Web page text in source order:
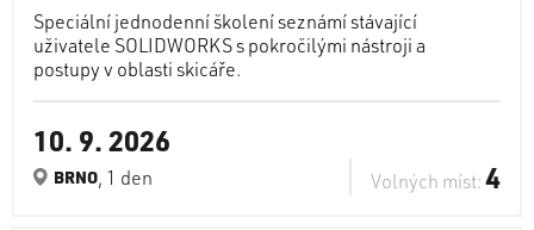
Speciální jednodenní školení seznámí stávající
uživatele SOLIDWORKS s pokročilými nástroji a
postupy v oblasti skicáře.
10. 9. 2026
BRNO, 1 den Volných míst:4